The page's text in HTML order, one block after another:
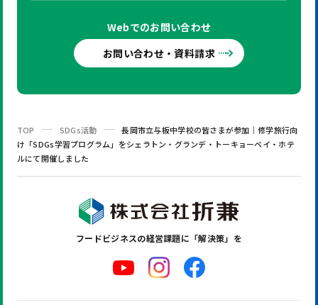
Webでのお問い合わせ
お問い合わせ・資料請求
TOP SDGs活動
長岡市立与板中学校の皆さまが参加｜修学旅行向
け「SDGs学習プログラム」をシェラトン・グランデ・トーキョーベイ・ホテ
ルにて開催しました
フードビジネスの経営課題に「解決策」を